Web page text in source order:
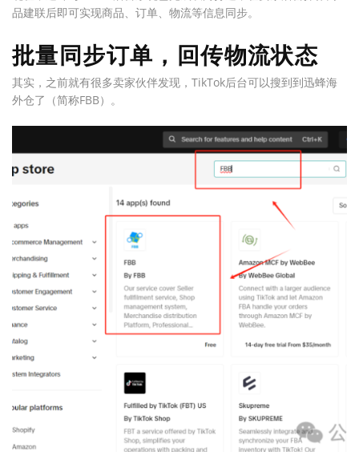
品建联后即可实现商品、订单、物流等信息同步。
批量同步订单，回传物流状态
其实，之前就有很多卖家伙伴发现，TikTok后台可以搜到到迅蜂海
外仓了（简称FBB）。